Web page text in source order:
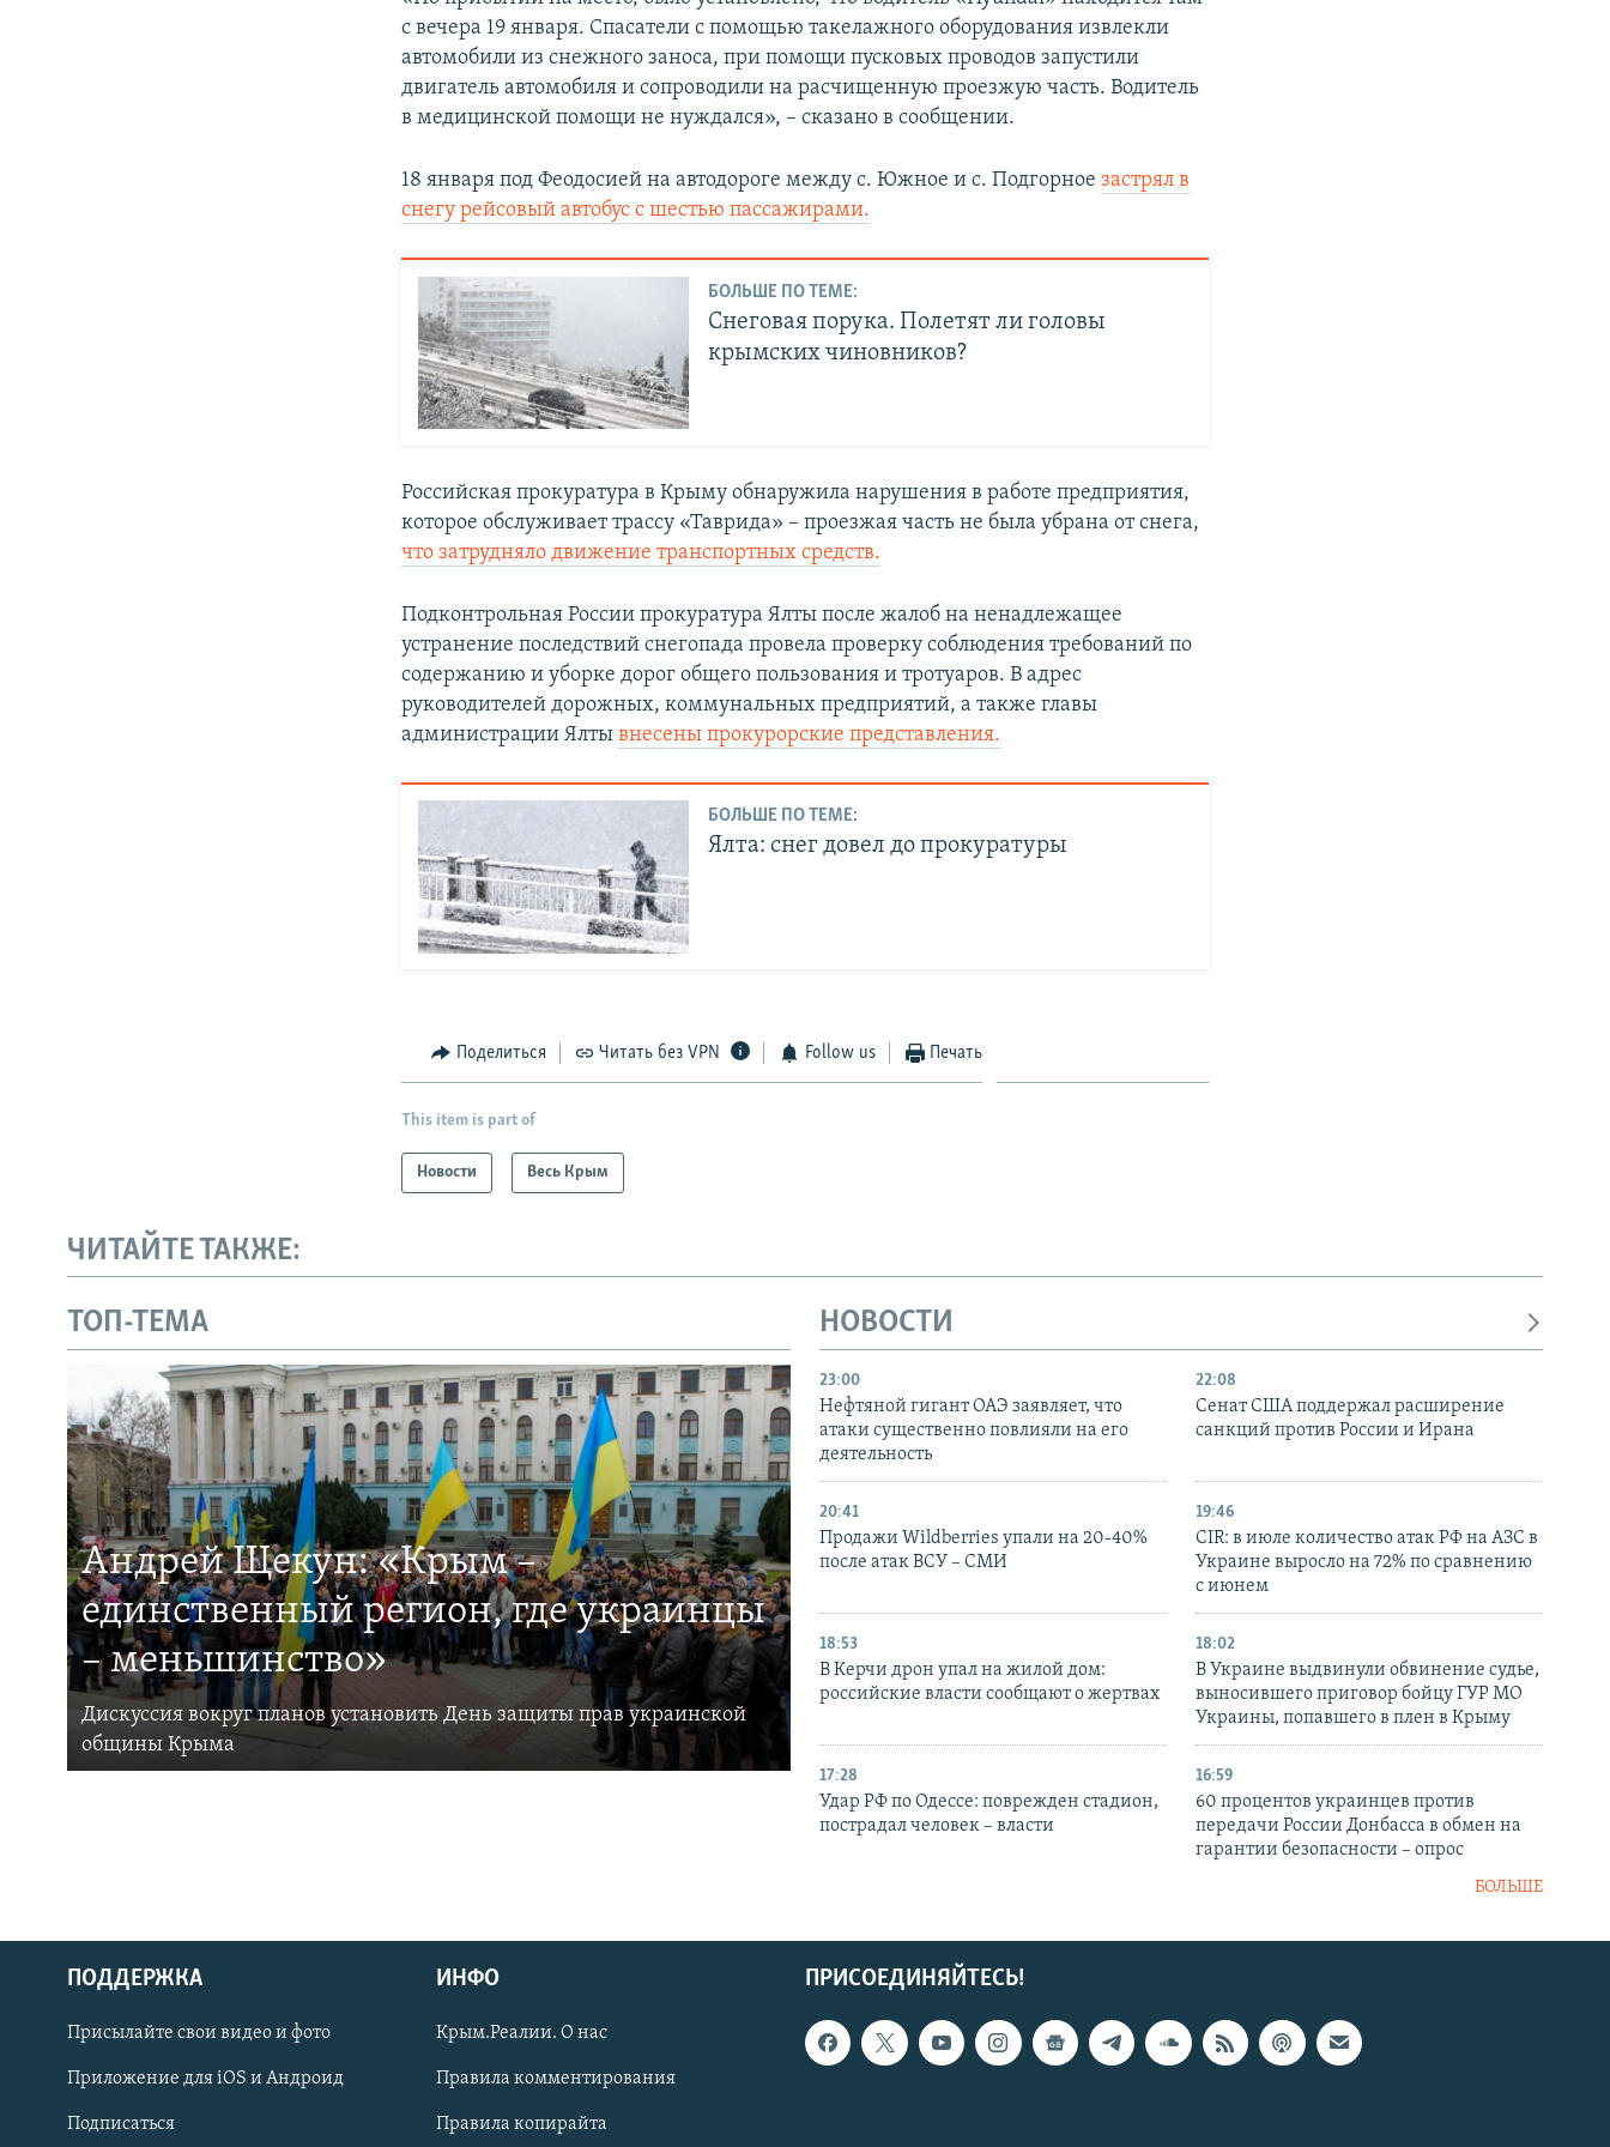
Українською
Qırımtatar
ПРИСОЕДИНЯЙТЕСЬ!
с вечера 19 января. Спасатели с помощью такелажного оборудования извлекли
автомобили из снежного заноса, при помощи пусковых проводов запустили
двигатель автомобиля и сопроводили на расчищенную проезжую часть. Водитель
в медицинской помощи не нуждался», – сказано в сообщении.
18 января под Феодосией на автодороге между с. Южное и с. Подгорноезастрял в
снегу рейсовый автобус с шестью пассажирами.
БОЛЬШЕ ПО ТЕМЕ:
Снеговая порука. Полетят ли головы
крымских чиновников?
Российская прокуратура в Крыму обнаружила нарушения в работе предприятия,
которое обслуживает трассу «Таврида» – проезжая часть не была убрана от снега,
что затрудняло движение транспортных средств.
Подконтрольная России прокуратура Ялты после жалоб на ненадлежащее
устранение последствий снегопада провела проверку соблюдения требований по
содержанию и уборке дорог общего пользования и тротуаров. В адрес
руководителей дорожных, коммунальных предприятий, а также главы
администрации Ялтывнесены прокурорские представления.
БОЛЬШЕ ПО ТЕМЕ:
Ялта: снег довел до прокуратуры
Поделиться Читать без VPN Follow us Печать
This item is part of
Новости Весь Крым
ЧИТАЙТЕ ТАКЖЕ:
ТОП-ТЕМА
Андрей Щекун: «Крым –
единственный регион, где украинцы
– меньшинство»
Дискуссия вокруг планов установить День защиты прав украинской
общины Крыма
НОВОСТИ
23:00
Нефтяной гигант ОАЭ заявляет, что
атаки существенно повлияли на его
деятельность
22:08
Сенат США поддержал расширение
санкций против России и Ирана
20:41
Продажи Wildberries упали на 20-40%
после атак ВСУ – СМИ
19:46
CIR: в июле количество атак РФ на АЗС в
Украине выросло на 72% по сравнению
с июнем
18:53
В Керчи дрон упал на жилой дом:
российские власти сообщают о жертвах
18:02
В Украине выдвинули обвинение судье,
выносившего приговор бойцу ГУР МО
Украины, попавшего в плен в Крыму
17:28
Удар РФ по Одессе: поврежден стадион,
пострадал человек – власти
16:59
60 процентов украинцев против
передачи России Донбасса в обмен на
гарантии безопасности – опрос
БОЛЬШЕ
ПРИСОЕДИНЯЙТЕСЬ!
ПОДДЕРЖКА
Присылайте свои видео и фото
Приложение для iOS и Андроид
Подписаться
ИНФО
Крым.Реалии. О нас
Правила комментирования
Правила копирайта